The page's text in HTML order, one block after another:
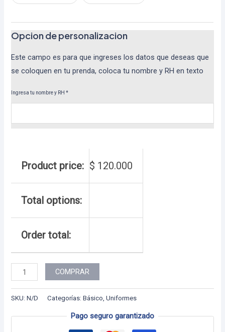
Opcion de personalizacion
Este campo es para que ingreses los datos que deseas que
se coloquen en tu prenda, coloca tu nombre y RH en texto
Ingresa tu nombre y RH*
Product price: $ 120.000
Total options:
Order total:
Colección
Colombia
-
COMPRAR
SKU:N/D Categorías:Básico ,Uniformes
Pago seguro garantizado